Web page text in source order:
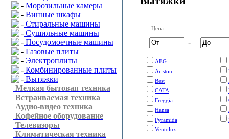
Морозильные камеры
Винные шкафы
Стиральные машины
Сушильные машины
Посудомоечные машины
Газовые плиты
Электроплиты
Комбинированные плиты
Вытяжки
Мелкая бытовая техника
Встраиваемая техника
Аудио-видео техника
Кофейное оборудование
Телевизоры
Климатическая техника
Цена
-
AEG
Ariston
Best
CATA
Freggia
Hansa
Pyramida
Ventolux